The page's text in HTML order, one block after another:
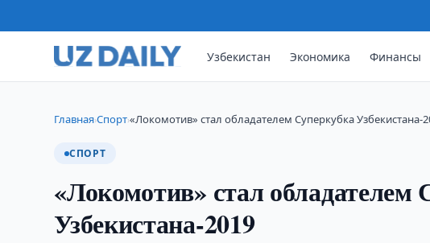
Узбекистан Экономика Финансы
Главная›Спорт›«Локомотив» стал обладателем Суперкубка Узбекистана-
СПОРТ
«Локомотив» стал обладателем
Узбекистана-2019